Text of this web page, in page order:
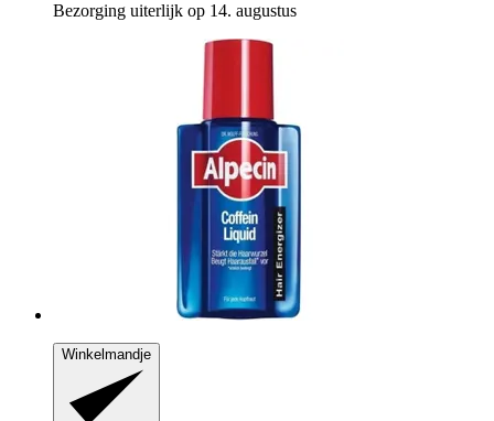
Bezorging uiterlijk op 14. augustus
Winkelmandje